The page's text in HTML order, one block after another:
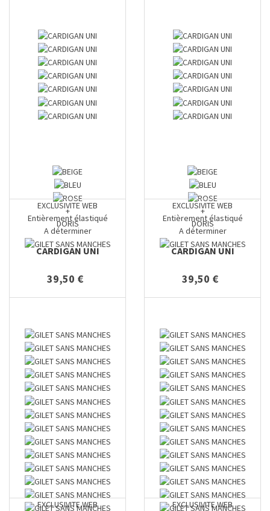
+
DORIS
CARDIGAN UNI
39,50 €
+
DORIS
CARDIGAN UNI
39,50 €
EXCLUSIVITE WEB
Entièrement élastiqué
A déterminer
EXCLUSIVITE WEB
Entièrement élastiqué
A déterminer
EXCLUSIVITE WEB
EXCLUSIVITE WEB